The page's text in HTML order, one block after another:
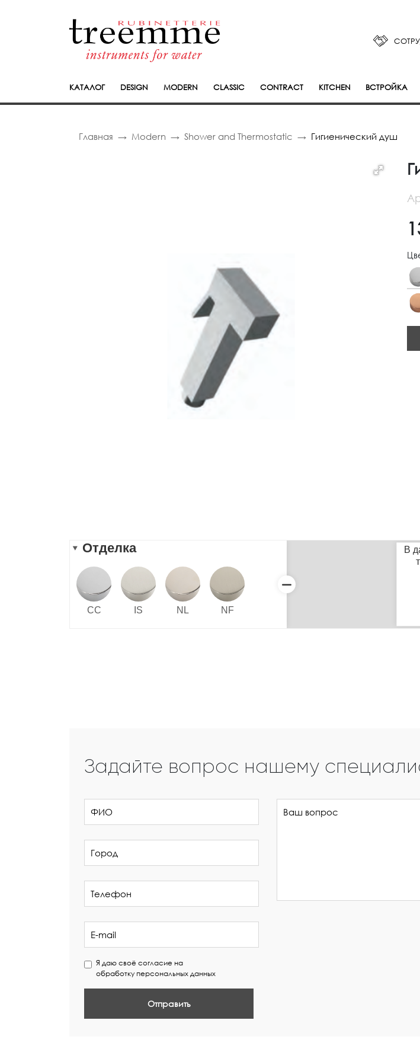
КАТАЛОГ DESIGN MODERN CLASSIC CONTRACT KITCHEN ВСТРОЙКА
Главная Modern Shower and Thermostatic Гигиенический душ
Задайте вопрос нашему
Я даю своё согласие на
обработку персональных данных
Отправить